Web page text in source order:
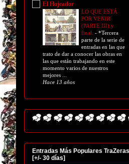
El Hojeador
LO QUE ESTÁ
POR VENIR
(PARTE III) y
final. - *Tercera
parte de la serie de
entradas en las que
trato de dar a conocer las obras en
las que están trabajando en este
momento varios de nuestros
mejores ...
Hace 13 años
Entradas Más Populares TraZeras
[+/- 30 días]